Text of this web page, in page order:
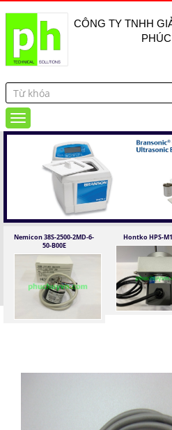
CÔNG TY TNHH
Nemicon 38S-2500-2MD-6-
50-B00E
Hontko HPS-